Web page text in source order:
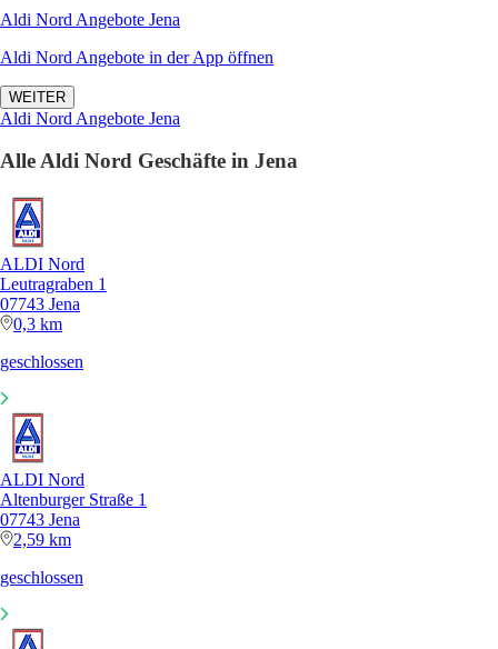
Aldi Nord Angebote Jena
Aldi Nord Angebote in der App öffnen
WEITER
Aldi Nord Angebote Jena
Alle Aldi Nord Geschäfte in Jena
ALDI Nord
Leutragraben 1
07743 Jena
0,3 km
geschlossen
ALDI Nord
Altenburger Straße 1
07743 Jena
2,59 km
geschlossen